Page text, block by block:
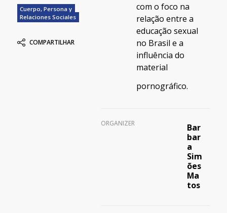
Cuerpo, Persona y
Relaciones Sociales
COMPARTILHAR
com o foco na
relação entre a
educação sexual
no Brasil e a
influência do
material
pornográfico.
ORGANIZER
Bar
bar
a
Sim
ões
Ma
tos